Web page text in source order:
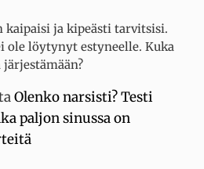
kaipaisi ja kipeästi tarvitsisi.
ole löytynyt estyneelle. Kuka
Olenko narsisti? Testi
paljon sinussa on